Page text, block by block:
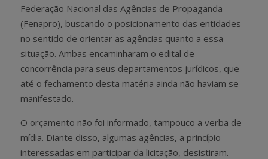
Federação Nacional das Agências de Propaganda
(Fenapro), buscando o posicionamento das entidades
no sentido de orientar as agências quanto a essa
situação. Ambas encaminharam o edital de
concorrência para seus departamentos jurídicos, que
até o fechamento desta matéria ainda não haviam se
manifestado.
O orçamento não foi informado, tampouco a verba de
mídia. Diante disso, algumas agências, a princípio
interessadas em participar da licitação, desistiram.